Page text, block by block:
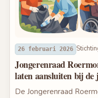
26 februari 2026
Jongerenraad
laten aansluiten bij de
De Jongerenraad